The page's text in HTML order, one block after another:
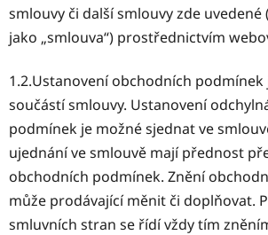
smlouvy či další smlouvy zde uvedené
jako „smlouva“) prostřednictvím
1.2.Ustanovení obchodních
součástí smlouvy. Ustanovení
podmínek je možné sjednat ve
ujednání ve smlouvě mají přednost
obchodních podmínek. Znění
může prodávající měnit či doplňovat.
smluvních stran se řídí vždy tím